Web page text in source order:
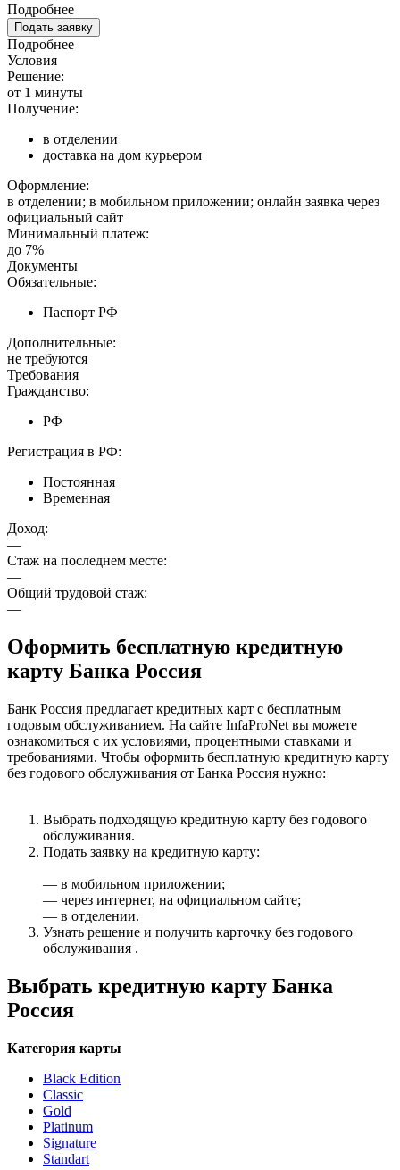
Подробнее
Подать заявку
Подробнее
Условия
Решение:
от 1 минуты
Получение:
в отделении
доставка на дом курьером
Оформление:
в отделении; в мобильном приложении; онлайн заявка через
официальный сайт
Минимальный платеж:
до 7%
Документы
Обязательные:
Паспорт РФ
Дополнительные:
не требуются
Требования
Гражданство:
РФ
Регистрация в РФ:
Постоянная
Временная
Доход:
—
Стаж на последнем месте:
—
Общий трудовой стаж:
—
Оформить бесплатную кредитную
карту Банка Россия
Банк Россия предлагает кредитных карт с бесплатным
годовым обслуживанием. На сайте InfaProNet вы можете
ознакомиться с их условиями, процентными ставками и
требованиями. Чтобы оформить бесплатную кредитную карту
без годового обслуживания от Банка Россия нужно:
Выбрать подходящую кредитную карту без годового
обслуживания.
Подать заявку на кредитную карту:
— в мобильном приложении;
— через интернет, на официальном сайте;
— в отделении.
Узнать решение и получить карточку без годового
обслуживания .
Выбрать кредитную карту Банка
Россия
Категория карты
Black Edition
Classic
Gold
Platinum
Signature
Standart